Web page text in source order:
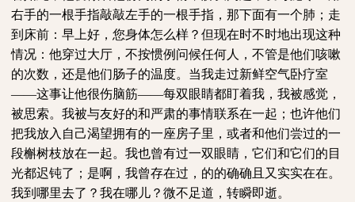
右手的一根手指敲敲左手的一根手指，那下面有一个肺；走
到床前：早上好，您身体怎么样？但现在时不时地出现这种
情况：他穿过大厅，不按惯例问候任何人，不管是他们咳嗽
的次数，还是他们肠子的温度。当我走过新鲜空气卧疗室
——这事让他很伤脑筋——每双眼睛都盯着我，我被感觉，
被思索。我被与友好的和严肃的事情联系在一起；也许他们
把我放入自己渴望拥有的一座房子里，或者和他们尝过的一
段槲树枝放在一起。我也曾有过一双眼睛，它们和它们的目
光都迟钝了；是啊，我曾存在过，的的确确且又实实在在。
我到哪里去了？我在哪儿？微不足道，转瞬即逝。